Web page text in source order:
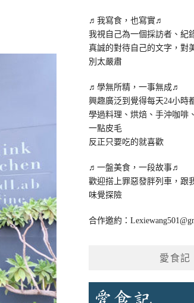
♬我寫食，也寫實♬
我視自己為一個採訪者、紀
真誠的對待自己的文字，對
別太嚴肅
♬學無所精，一事無成♬
興趣廣泛到覺得每天24小時
學過料理、烘焙、手沖咖啡
一點皮毛
反正只要吃的就喜歡
♬一盤美食，一段故事♬
歡迎搭上罪惡發胖列車，跟
味覺探險
合作邀約：
愛食記